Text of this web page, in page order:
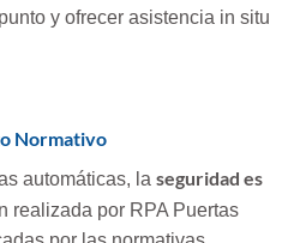
y ofrecer asistencia in situ
Normativo
automáticas, la seguridad es
realizada por RPA Puertas